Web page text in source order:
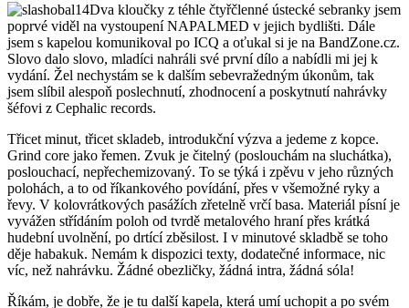
Dva kloučky z téhle čtyřčlenné ústecké sebranky jsem
poprvé viděl na vystoupení NAPALMED v jejich bydlišti. Dále
jsem s kapelou komunikoval po ICQ a oťukal si je na BandZone.cz.
Slovo dalo slovo, mladíci nahráli své první dílo a nabídli mi jej k
vydání. Žel nechystám se k dalším sebevražedným úkonům, tak
jsem slíbil alespoň poslechnutí, zhodnocení a poskytnutí nahrávky
šéfovi z Cephalic records.
Třicet minut, třicet skladeb, introdukční výzva a jedeme z kopce.
Grind core jako řemen. Zvuk je čitelný (poslouchám na sluchátka),
poslouchací, nepřechemizovaný. To se týká i zpěvu v jeho různých
polohách, a to od říkankového povídání, přes v všemožné ryky a
řevy. V kolovrátkových pasážích zřetelně vrčí basa. Materiál písní je
vyvážen střídáním poloh od tvrdě metalového hraní přes krátká
hudební uvolnění, po drtící zběsilost. I v minutové skladbě se toho
děje habakuk. Nemám k dispozici texty, dodatečné informace, nic
víc, než nahrávku. Žádné obezličky, žádná intra, žádná sóla!
Říkám, je dobře, že je tu další kapela, která umí uchopit a po svém